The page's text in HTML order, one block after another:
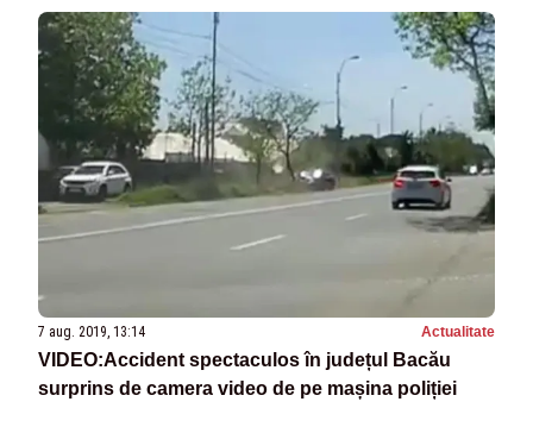
7 aug. 2019, 13:14 Actualitate
VIDEO:Accident spectaculos în județul Bacău
surprins de camera video de pe mașina poliției